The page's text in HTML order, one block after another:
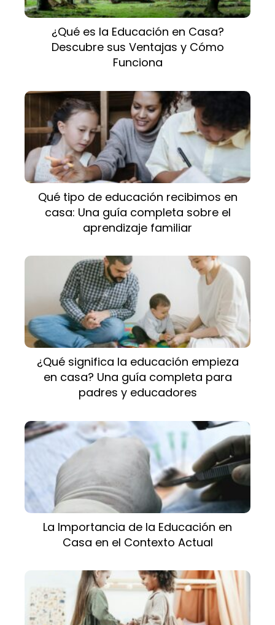
¿Qué es la Educación en Casa?
Descubre sus Ventajas y Cómo
Funciona
Qué tipo de educación recibimos en
casa: Una guía completa sobre el
aprendizaje familiar
¿Qué significa la educación empieza
en casa? Una guía completa para
padres y educadores
La Importancia de la Educación en
Casa en el Contexto Actual